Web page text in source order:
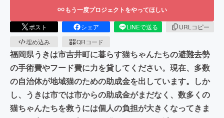
もう一度プロジェクトをやってほしい
ポスト シェア LINEで送る
URLコピー
埋め込み
QRコード
福岡県うきは市吉井町に暮らす猫ちゃんたちの避難去勢
の手術費やフード費に力を貸してください。現在、多数
の自治体が地域猫のための助成金を出しています。しか
し、うきは市では市からの助成金がまだなく、数多くの
猫ちゃんたちを救うには個人の負担が大きくなってきま